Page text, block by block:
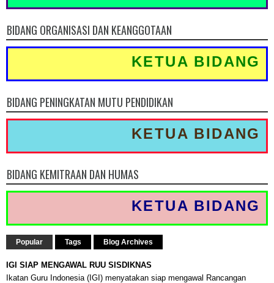
BIDANG ORGANISASI DAN KEANGGOTAAN
KETUA BIDANG :
BIDANG PENINGKATAN MUTU PENDIDIKAN
KETUA BIDANG :
BIDANG KEMITRAAN DAN HUMAS
KETUA BIDANG :
Popular Tags Blog Archives
IGI SIAP MENGAWAL RUU SISDIKNAS
Ikatan Guru Indonesia (IGI) menyatakan siap mengawal Rancangan